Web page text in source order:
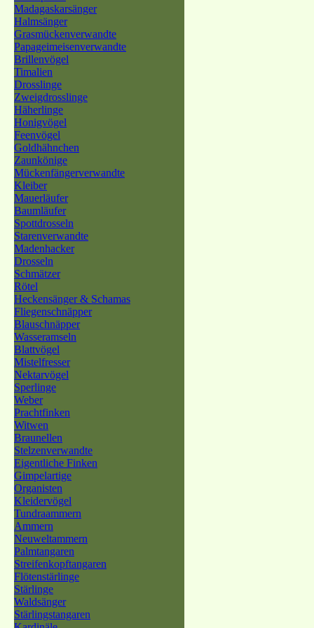
Madagaskarsänger
Halmsänger
Grasmückenverwandte
Papageimeisenverwandte
Brillenvögel
Timalien
Drosslinge
Zweigdrosslinge
Häherlinge
Honigvögel
Feenvögel
Goldhähnchen
Zaunkönige
Mückenfängerverwandte
Kleiber
Mauerläufer
Baumläufer
Spottdrosseln
Starenverwandte
Madenhacker
Drosseln
Schmätzer
Rötel
Heckensänger & Schamas
Fliegenschnäpper
Blauschnäpper
Wasseramseln
Blattvögel
Mistelfresser
Nektarvögel
Sperlinge
Weber
Prachtfinken
Witwen
Braunellen
Stelzenverwandte
Eigentliche Finken
Gimpelartige
Organisten
Kleidervögel
Tundraammern
Ammern
Neuweltammern
Palmtangaren
Streifenkopftangaren
Flötenstärlinge
Stärlinge
Waldsänger
Stärlingstangaren